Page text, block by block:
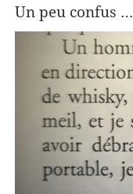
Un peu confus …